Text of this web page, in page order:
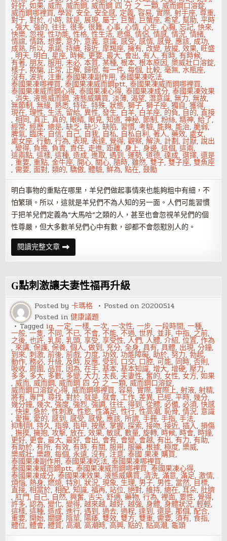
好好,如果,威而,威而鋼,威而鋼 四 分 之 一顆,威而鋼口溶錠,
威而鋼哪裡買,學習, 安全, 安全感, 定義,容易,實際,射手座,尊重,
對于,對於,小時,就是,展現,屬于, 巨蟹, 巨蟹座,希望,幫助,平時
,強大,強的,往往,很多,很難,心事,心情,心生,心胸,忘記,快來,
快樂,忽視,性功能,性格,性生活,悲傷,情侶,情感,情況,情緒,
情誼,情路,想要, 意外, 意義, 意識,感受,感情,感覺,應該, 成功,
成熟,所以,承諾,持續,接近,摩羯座,擁有, 改變,放縱,效果, 旺盛
, 明天, 明白, 星座, 時候, 更要,最大, 會出,有人,有時,有時候,
有著,朋友,服用,未必,本質,某種,根本,根本原因,樂威壯口溶錠,
樣子,欺騙,正常,正解,歸宿,每一件,每個, 比較,毫無,水瓶座,
沒有,波折, 注重,泰國果凍副作用,泰國果凍吃法,
泰國果凍哪裡買,泰國果凍威而鋼ptt,泰國果凍威而鋼哪裡買,
泰國果凍威而鋼心得,泰國果凍心得,泰國果凍成分,泰國果凍效果
,消失,液態威而鋼,液態威購買,淡薄,渴望,潛意識,無力,無故,
無節制,無緣,熟悉,特征,特殊,狀態,獅子,獅子座,獨自,獲得,
現在,理性,生活, 留給,異性,發生, 白羊, 白羊座, 的負, 目的,直接
,相同,真正,真的, 眼睛, 眼見,知道,神秘,節制,粉絲,精神,給了,
經常,經歷,總是,缺乏,缺少,缺陷, 習慣,考驗,能夠,能治,脆弱,
脾氣, 臨床, 自信, 自己, 自我, 自私, 自私自利,著人,藥效,處女,
處女座,行動,行為,表現,表達, 覺得,觀察,解決, 計劃,討厭,說出
,變得, 負擔, 負責,責任,走進,距離,身上,身邊,這個,這兩,
這兩點,這樣,這種,造成,進取,遇到,運勢,道德,達成,選擇,還是
,重要,重點,金牛座, 開心, 關心, 隨時,雖然,雙子,雙子座,雙魚座
, 需要,面對,類的,驕傲,體驗,鮮為,點在,鼓勵
明白事物的重點在哪里，羊兒們做起事情來也能夠粗中有細，不
怕繁瑣。所以，這就是羊兒們不為人知的另一面。人們可能習慣
于把羊兒們定義為“大馬哈”之類的人，甚至也會忽視羊兒們的個
性尊嚴，但大多數羊兒們心中有數，卻都不會怨懟別人的。
閱讀完整文章眼
見
未
是
真
12
星
座
不
為
人
知
的
另
一
面
G點刺激讓夫妻性福再升級
Posted by卡瑪格 Posted on20200514
Posted in健康議題
Tagged ig,一定,一樣,一次,一次性,一步,一段時間,一種,
一般,一隻,不同,不已,不會,不能,不過,世界,並非, 中指, 之前,
之後,也許,乳房,乳頭,享受,享受性,人們,人體,介紹,位置,作為
,來講,保護,保養,個人,做到, 充分,全身,具有,具體, 出現,分鐘,
到來,刺激,前後,前戲, 力度,功效,功能障礙,助於,努力,勃起,
動作,務必,升級,及時, 反應, 受到, 口交, 口腔,可能, 同時,否則,
吸收,周圍, 品質, 因為,在手,基本,基本知識,增大,增硬,壓力,
多多, 多大, 多數, 多變,大力,太長, 夫妻性,奮的,女性,女方,如果
,威而,威而鋼,威而鋼 四 分 之 一顆,威而鋼口溶錠,
威而鋼口溶錠心得,威而鋼哪裡買,容易,實際,實際上,射液,射精,
將有,專門,尋找,對於,就是,就會,工作,差異, 已經,平時,幾分,
幾分鐘,幾次,強度,強烈,強調,往往,得到,從體,必備,必須,快感
,快速,急於,性刺激,性慾,性滿足,性行,性高潮,恥骨,情況, 意識
, 愛撫, 愛的,感到,感受,感覺,應該,所謂,手冊,手指,手法,
抑制劑,持久,指導,指甲,按壓,掌握,探索,接吻,接近,插入,損傷
,撫摸,擁抱,攻擊,放在,效果,敏感,數量,旋轉, 時候, 時會, 時鐘,
更好, 更會,最大,最好, 會出, 會有, 會變, 會越,有出,有力,有助,
有助於,有所,有效,有時,有關,服用,服藥,根據,極度,樂威,
樂威壯,樂趣,每個,永遠,沒有, 注意,泰國 果凍 購買,
泰國果凍副作用,泰國果凍吃法,泰國果凍哪裡買,
泰國果凍威而鋼ptt,泰國果凍威而鋼哪裡買,泰國果凍心得,
泰國果凍成分,泰國果凍效果,液態威購買,清洗,滿意,滿足,激情,
煩惱,熱身,燃燒,特別,狀況,現象,生理, 男子, 男性, 當然, 目標,
直接,相當於,相配,知識,福再,站位,絕對,維持,總在,耳朵,肚臍
,肛門, 自己, 自然,興奮,舌尖,舒適,藥物,行為,裡面,要性, 覺得,
許多,認為,變化,變得,越來越,越好,越強,身體,身體狀況,輕輕,
這樣,這種,造成,進行,遇到,過去,過程,達到,還是,那個,配合,
重要, 開始, 關鍵, 陰莖, 陽痿,雙效,雙方,雙重, 需要,須有,食指,
體位,體會,體質,高潮,高潮時,高興,點的,點高潮, 龜頭